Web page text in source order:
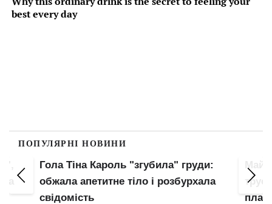
ПОПУЛЯРНІ НОВИНИ
Гола Тіна Кароль "згубила" груди:
обжала апетитне тіло і розбурхала
свідомість